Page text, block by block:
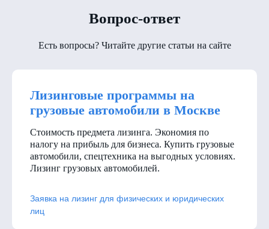
Вопрос-ответ
Есть вопросы? Читайте другие статьи на сайте
Лизинговые программы на
грузовые автомобили в Москве
Стоимость предмета лизинга. Экономия по
налогу на прибыль для бизнеса. Купить грузовые
автомобили, спецтехника на выгодных условиях.
Лизинг грузовых автомобилей.
Заявка на лизинг для физических и юридических
лиц